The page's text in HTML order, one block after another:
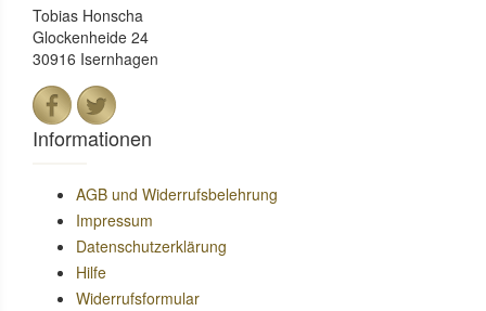
Tobias Honscha
Glockenheide 24
30916 Isernhagen
Informationen
AGB und Widerrufsbelehrung
Impressum
Datenschutzerklärung
Hilfe
Widerrufsformular